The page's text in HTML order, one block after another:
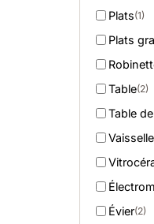
Plats(1)
Plats
Table(2)
Table
Vaisselle
Évier(2)